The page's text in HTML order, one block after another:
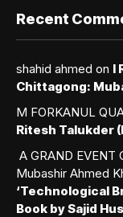
Recent
shahid ahmed on I
Chittagong:
M FORKANUL
Ritesh Talukder
A GRAND EVENT
Mubashir Ahmed
‘Technological
Book by Sajid